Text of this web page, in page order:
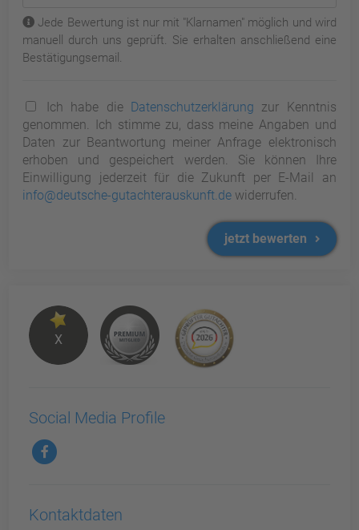
Jede Bewertung ist nur mit "Klarnamen" möglich und wird
manuell durch uns geprüft. Sie erhalten anschließend eine
Bestätigungsemail.
Ich habe die Datenschutzerklärung zur Kenntnis
genommen. Ich stimme zu, dass meine Angaben und
Daten zur Beantwortung meiner Anfrage elektronisch
erhoben und gespeichert werden. Sie können Ihre
Einwilligung jederzeit für die Zukunft per E-Mail an
info@deutsche-gutachterauskunft.de widerrufen.
jetzt bewerten
X
Social Media Profile
Kontaktdaten